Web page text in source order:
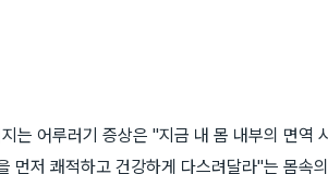
는 어루러기 증상은 "지금 내 몸 내부의 면역
먼저 쾌적하고 건강하게 다스려달라"는 몸속